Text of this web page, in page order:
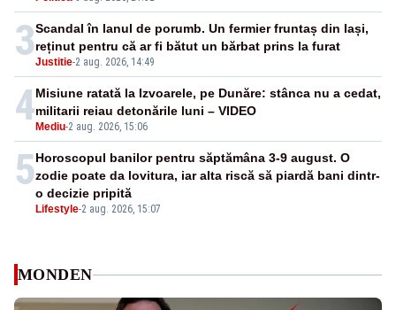
3Justitie-2 aug. 2026, 14:49
Scandal în lanul de porumb. Un fermier fruntaș din Iași,
reținut pentru că ar fi bătut un bărbat prins la furat
4 Mediu-2 aug. 2026, 15:06
Misiune ratată la Izvoarele, pe Dunăre: stânca nu a cedat,
militarii reiau detonările luni – VIDEO
5
Lifestyle-2 aug. 2026, 15:07
Horoscopul banilor pentru săptămâna 3-9 august. O
zodie poate da lovitura, iar alta riscă să piardă bani dintr-
o decizie pripită
MONDEN